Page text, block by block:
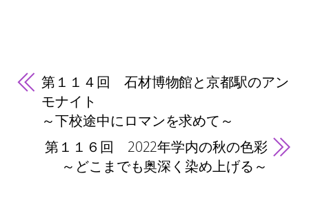
第１１４回 石材博物館と京都駅のアン
モナイト
～下校途中にロマンを求めて～
第１１６回 2022年学内の秋の色彩
～どこまでも奥深く染め上げる～